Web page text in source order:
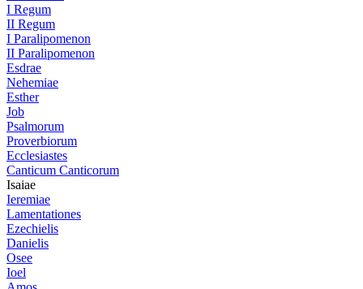
I Regum
II Regum
I Paralipomenon
II Paralipomenon
Esdrae
Nehemiae
Esther
Job
Psalmorum
Proverbiorum
Ecclesiastes
Canticum Canticorum
Isaiae
Ieremiae
Lamentationes
Ezechielis
Danielis
Osee
Ioel